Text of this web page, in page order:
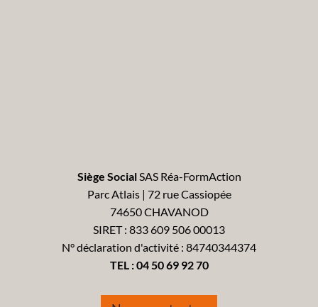
Siège SocialSAS Réa-FormAction
Parc Atlais | 72 rue Cassiopée
74650 CHAVANOD
SIRET : 833 609 506 00013
N° déclaration d'activité : 84740344374
TEL :04 50 69 92 70